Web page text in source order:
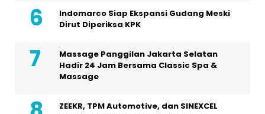
Indomarco Siap Ekspansi Gudang Meski
Dirut Diperiksa KPK
Massage Panggilan Jakarta Selatan
Hadir 24 Jam Bersama Classic Spa &
Massage
ZEEKR, TPM Automotive, dan SINEXCEL